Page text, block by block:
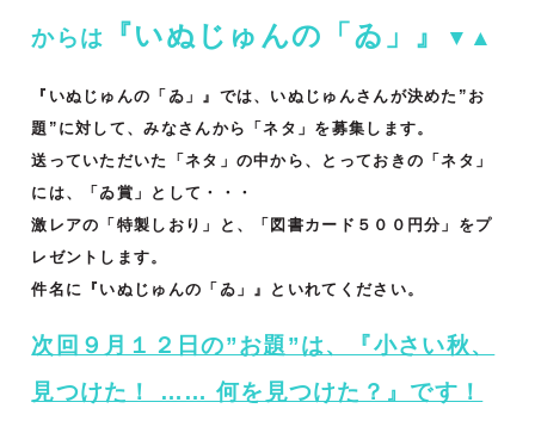
からは 『いぬじゅんの「ゐ」』 ▼▲
『いぬじゅんの「ゐ」』では、いぬじゅんさんが決めた”お
題”に対して、みなさんから「ネタ」を募集します。
送っていただいた「ネタ」の中から、とっておきの「ネタ」
には、「ゐ賞」として・・・
激レアの「特製しおり」と、「図書カード５００円分」をプ
レゼントします。
件名に『いぬじゅんの「ゐ」』といれてください。
次回９月１２日の”お題”は、『小さい秋、
見つけた！ …… 何を見つけた？』です！